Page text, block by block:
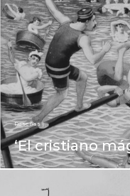
Reseñas
‘El cristiano